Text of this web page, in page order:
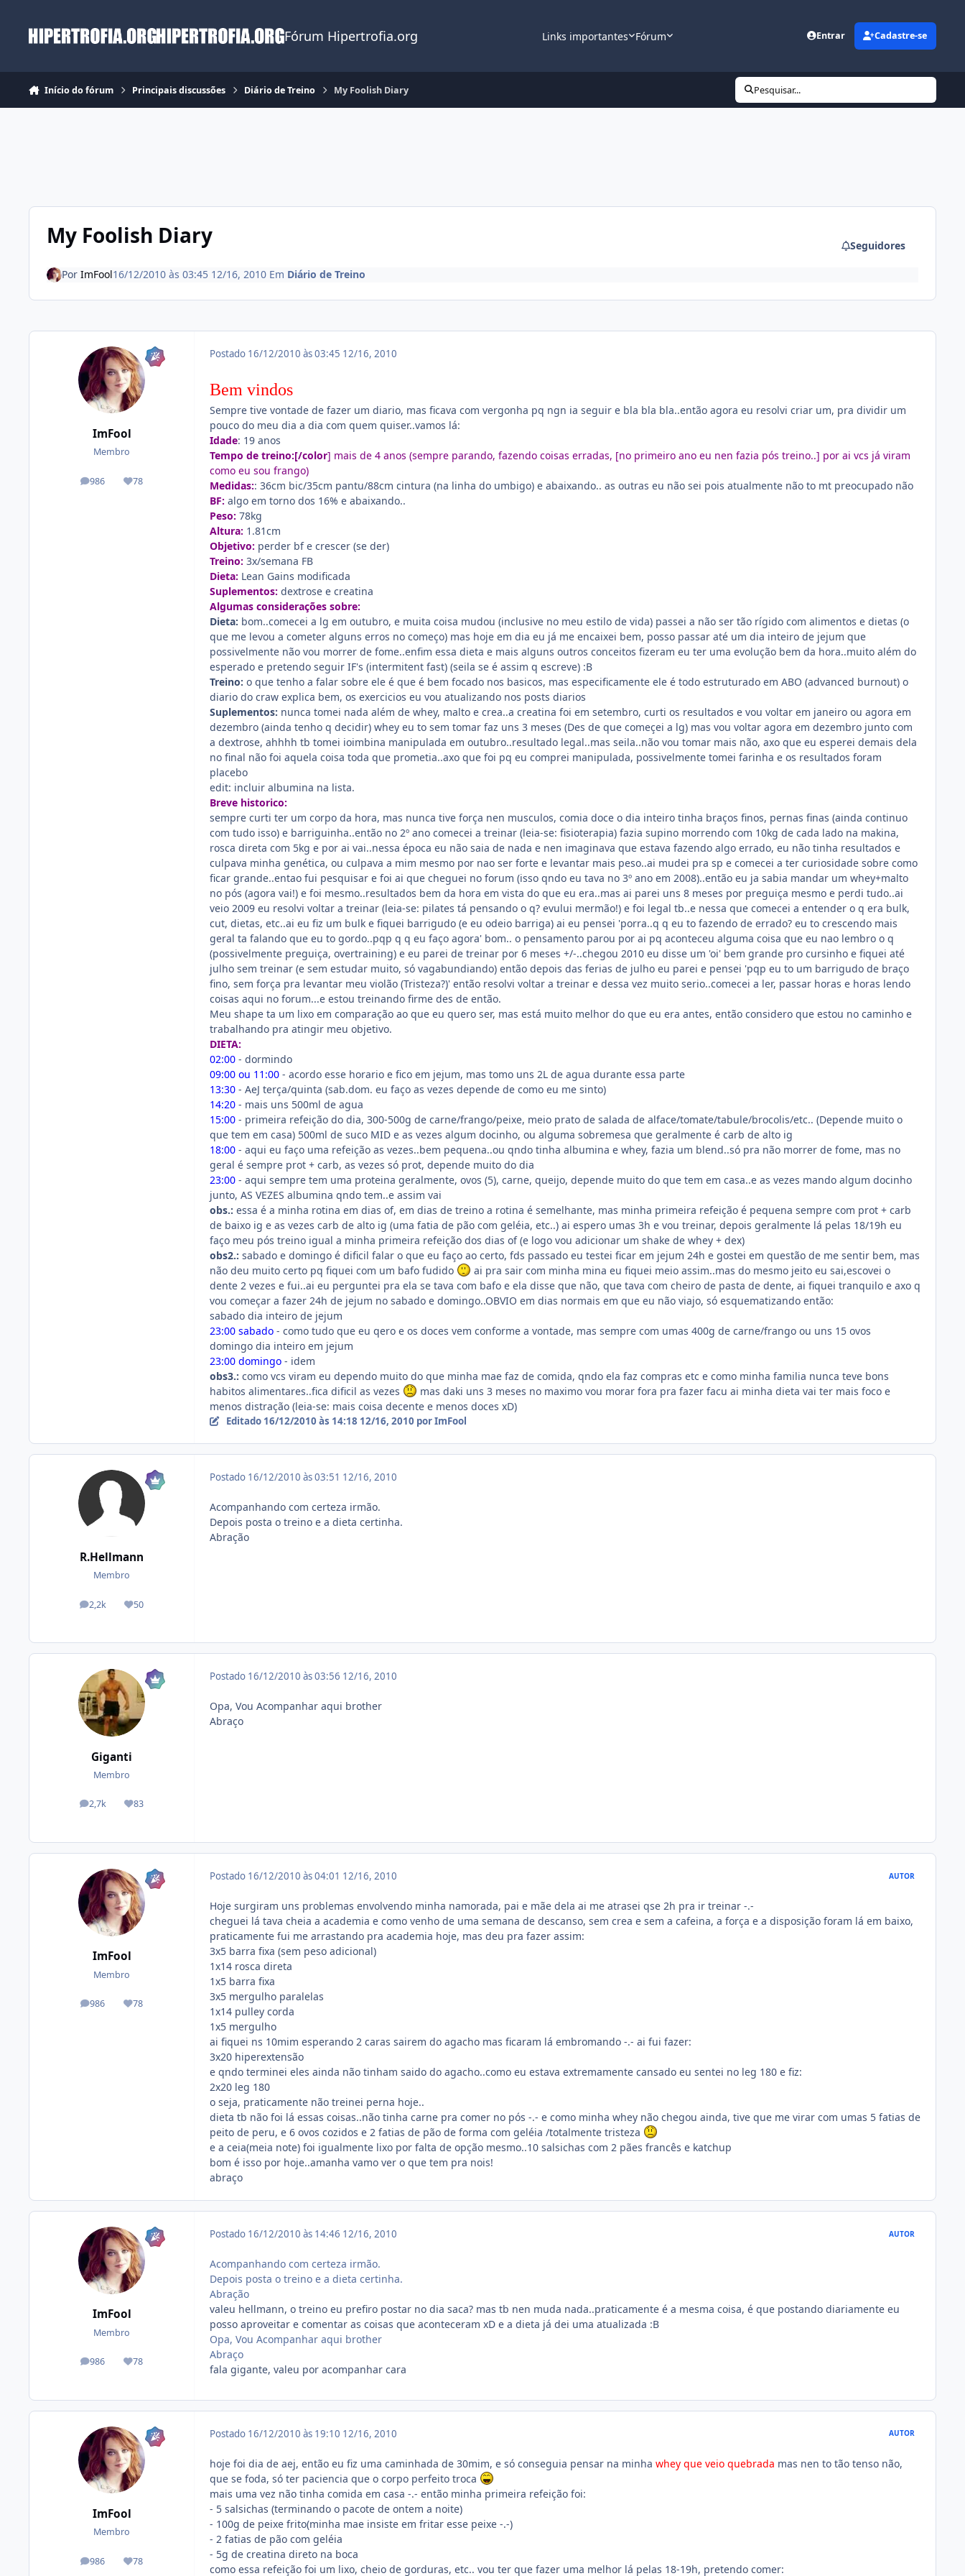
Fórum Hipertrofia.org Links importantes Fórum Entrar Cadastre-se
Início do fórum Principais discussões Diário de Treino My Foolish Diary Pesquisar...
My Foolish Diary Seguidores
Por ImFool16/12/2010 às 03:45 12/16, 2010 Em Diário de Treino
ImFool
Membro
986
posts 78
Reputação
Postado 16/12/2010 às 03:45 12/16, 2010
Bem vindos
Sempre tive vontade de fazer um diario, mas ficava com vergonha pq ngn ia seguir e bla bla bla..então agora eu resolvi criar um, pra dividir um
pouco do meu dia a dia com quem quiser..vamos lá:
Idade: 19 anos
Tempo de treino:[/color] mais de 4 anos (sempre parando, fazendo coisas erradas, [no primeiro ano eu nen fazia pós treino..] por ai vcs já viram
como eu sou frango)
Medidas:: 36cm bic/35cm pantu/88cm cintura (na linha do umbigo) e abaixando.. as outras eu não sei pois atualmente não to mt preocupado não
BF: algo em torno dos 16% e abaixando..
Peso: 78kg
Altura: 1.81cm
Objetivo: perder bf e crescer (se der)
Treino: 3x/semana FB
Dieta: Lean Gains modificada
Suplementos: dextrose e creatina
Algumas considerações sobre:
Dieta: bom..comecei a lg em outubro, e muita coisa mudou (inclusive no meu estilo de vida) passei a não ser tão rígido com alimentos e dietas (o
que me levou a cometer alguns erros no começo) mas hoje em dia eu já me encaixei bem, posso passar até um dia inteiro de jejum que
possivelmente não vou morrer de fome..enfim essa dieta e mais alguns outros conceitos fizeram eu ter uma evolução bem da hora..muito além do
esperado e pretendo seguir IF's (intermitent fast) (seila se é assim q escreve) :B
Treino: o que tenho a falar sobre ele é que é bem focado nos basicos, mas especificamente ele é todo estruturado em ABO (advanced burnout) o
diario do craw explica bem, os exercicios eu vou atualizando nos posts diarios
Suplementos: nunca tomei nada além de whey, malto e crea..a creatina foi em setembro, curti os resultados e vou voltar em janeiro ou agora em
dezembro (ainda tenho q decidir) whey eu to sem tomar faz uns 3 meses (Des de que começei a lg) mas vou voltar agora em dezembro junto com
a dextrose, ahhhh tb tomei ioimbina manipulada em outubro..resultado legal..mas seila..não vou tomar mais não, axo que eu esperei demais dela
no final não foi aquela coisa toda que prometia..axo que foi pq eu comprei manipulada, possivelmente tomei farinha e os resultados foram
placebo
edit: incluir albumina na lista.
Breve historico:
sempre curti ter um corpo da hora, mas nunca tive força nen musculos, comia doce o dia inteiro tinha braços finos, pernas finas (ainda continuo
com tudo isso) e barriguinha..então no 2º ano comecei a treinar (leia-se: fisioterapia) fazia supino morrendo com 10kg de cada lado na makina,
rosca direta com 5kg e por ai vai..nessa época eu não saia de nada e nen imaginava que estava fazendo algo errado, eu não tinha resultados e
culpava minha genética, ou culpava a mim mesmo por nao ser forte e levantar mais peso..ai mudei pra sp e comecei a ter curiosidade sobre como
ficar grande..entao fui pesquisar e foi ai que cheguei no forum (isso qndo eu tava no 3º ano em 2008)..então eu ja sabia mandar um whey+malto
no pós (agora vai!) e foi mesmo..resultados bem da hora em vista do que eu era..mas ai parei uns 8 meses por preguiça mesmo e perdi tudo..ai
veio 2009 eu resolvi voltar a treinar (leia-se: pilates tá pensando o q? evului mermão!) e foi legal tb..e nessa que comecei a entender o q era bulk,
cut, dietas, etc..ai eu fiz um bulk e fiquei barrigudo (e eu odeio barriga) ai eu pensei 'porra..q q eu to fazendo de errado? eu to crescendo mais
geral ta falando que eu to gordo..pqp q q eu faço agora' bom.. o pensamento parou por ai pq aconteceu alguma coisa que eu nao lembro o q
(possivelmente preguiça, overtraining) e eu parei de treinar por 6 meses +/-..chegou 2010 eu disse um 'oi' bem grande pro cursinho e fiquei até
julho sem treinar (e sem estudar muito, só vagabundiando) então depois das ferias de julho eu parei e pensei 'pqp eu to um barrigudo de braço
fino, sem força pra levantar meu violão (Tristeza?)' então resolvi voltar a treinar e dessa vez muito serio..comecei a ler, passar horas e horas lendo
coisas aqui no forum...e estou treinando firme des de então.
Meu shape ta um lixo em comparação ao que eu quero ser, mas está muito melhor do que eu era antes, então considero que estou no caminho e
trabalhando pra atingir meu objetivo.
DIETA:
02:00 - dormindo
09:00 ou 11:00 - acordo esse horario e fico em jejum, mas tomo uns 2L de agua durante essa parte
13:30 - AeJ terça/quinta (sab.dom. eu faço as vezes depende de como eu me sinto)
14:20 - mais uns 500ml de agua
15:00 - primeira refeição do dia, 300-500g de carne/frango/peixe, meio prato de salada de alface/tomate/tabule/brocolis/etc.. (Depende muito o
que tem em casa) 500ml de suco MID e as vezes algum docinho, ou alguma sobremesa que geralmente é carb de alto ig
18:00 - aqui eu faço uma refeição as vezes..bem pequena..ou qndo tinha albumina e whey, fazia um blend..só pra não morrer de fome, mas no
geral é sempre prot + carb, as vezes só prot, depende muito do dia
23:00 - aqui sempre tem uma proteina geralmente, ovos (5), carne, queijo, depende muito do que tem em casa..e as vezes mando algum docinho
junto, AS VEZES albumina qndo tem..e assim vai
obs.: essa é a minha rotina em dias of, em dias de treino a rotina é semelhante, mas minha primeira refeição é pequena sempre com prot + carb
de baixo ig e as vezes carb de alto ig (uma fatia de pão com geléia, etc..) ai espero umas 3h e vou treinar, depois geralmente lá pelas 18/19h eu
faço meu pós treino igual a minha primeira refeição dos dias of (e logo vou adicionar um shake de whey + dex)
obs2.: sabado e domingo é dificil falar o que eu faço ao certo, fds passado eu testei ficar em jejum 24h e gostei em questão de me sentir bem, mas
não deu muito certo pq fiquei com um bafo fudido
ai pra sair com minha mina eu fiquei meio assim..mas do mesmo jeito eu sai,escovei o
dente 2 vezes e fui..ai eu perguntei pra ela se tava com bafo e ela disse que não, que tava com cheiro de pasta de dente, ai fiquei tranquilo e axo q
vou começar a fazer 24h de jejum no sabado e domingo..OBVIO em dias normais em que eu não viajo, só esquematizando então:
sabado dia inteiro de jejum
23:00 sabado - como tudo que eu qero e os doces vem conforme a vontade, mas sempre com umas 400g de carne/frango ou uns 15 ovos
domingo dia inteiro em jejum
23:00 domingo - idem
obs3.: como vcs viram eu dependo muito do que minha mae faz de comida, qndo ela faz compras etc e como minha familia nunca teve bons
habitos alimentares..fica dificil as vezes
mas daki uns 3 meses no maximo vou morar fora pra fazer facu ai minha dieta vai ter mais foco e
menos distração (leia-se: mais coisa decente e menos doces xD)
Editado 16/12/2010 às 14:18 12/16, 2010 por ImFool
R.Hellmann
Membro
2,2k
posts 50
Reputação
Postado 16/12/2010 às 03:51 12/16, 2010
Acompanhando com certeza irmão.
Depois posta o treino e a dieta certinha.
Abração
Giganti
Membro
2,7k
posts 83
Reputação
Postado 16/12/2010 às 03:56 12/16, 2010
Opa, Vou Acompanhar aqui brother
Abraço
ImFool
Membro
986
posts 78
Reputação
Postado 16/12/2010 às 04:01 12/16, 2010 AUTOR
Hoje surgiram uns problemas envolvendo minha namorada, pai e mãe dela ai me atrasei qse 2h pra ir treinar -.-
cheguei lá tava cheia a academia e como venho de uma semana de descanso, sem crea e sem a cafeina, a força e a disposição foram lá em baixo,
praticamente fui me arrastando pra academia hoje, mas deu pra fazer assim:
3x5 barra fixa (sem peso adicional)
1x14 rosca direta
1x5 barra fixa
3x5 mergulho paralelas
1x14 pulley corda
1x5 mergulho
ai fiquei ns 10mim esperando 2 caras sairem do agacho mas ficaram lá embromando -.- ai fui fazer:
3x20 hiperextensão
e qndo terminei eles ainda não tinham saido do agacho..como eu estava extremamente cansado eu sentei no leg 180 e fiz:
2x20 leg 180
o seja, praticamente não treinei perna hoje..
dieta tb não foi lá essas coisas..não tinha carne pra comer no pós -.- e como minha whey não chegou ainda, tive que me virar com umas 5 fatias de
peito de peru, e 6 ovos cozidos e 2 fatias de pão de forma com geléia /totalmente tristeza
e a ceia(meia note) foi igualmente lixo por falta de opção mesmo..10 salsichas com 2 pães francês e katchup
bom é isso por hoje..amanha vamo ver o que tem pra nois!
abraço
ImFool
Membro
986
posts 78
Reputação
Postado 16/12/2010 às 14:46 12/16, 2010 AUTOR
Acompanhando com certeza irmão.
Depois posta o treino e a dieta certinha.
Abração
valeu hellmann, o treino eu prefiro postar no dia saca? mas tb nen muda nada..praticamente é a mesma coisa, é que postando diariamente eu
posso aproveitar e comentar as coisas que aconteceram xD e a dieta já dei uma atualizada :B
Opa, Vou Acompanhar aqui brother
Abraço
fala gigante, valeu por acompanhar cara
ImFool
Membro
986
posts 78
Reputação
Postado 16/12/2010 às 19:10 12/16, 2010 AUTOR
hoje foi dia de aej, então eu fiz uma caminhada de 30mim, e só conseguia pensar na minha whey que veio quebrada mas nen to tão tenso não,
que se foda, só ter paciencia que o corpo perfeito troca
mais uma vez não tinha comida em casa -.- então minha primeira refeição foi:
- 5 salsichas (terminando o pacote de ontem a noite)
- 100g de peixe frito(minha mae insiste em fritar esse peixe -.-)
- 2 fatias de pão com geléia
- 5g de creatina direto na boca
como essa refeição foi um lixo, cheio de gorduras, etc.. vou ter que fazer uma melhor lá pelas 18-19h, pretendo comer: